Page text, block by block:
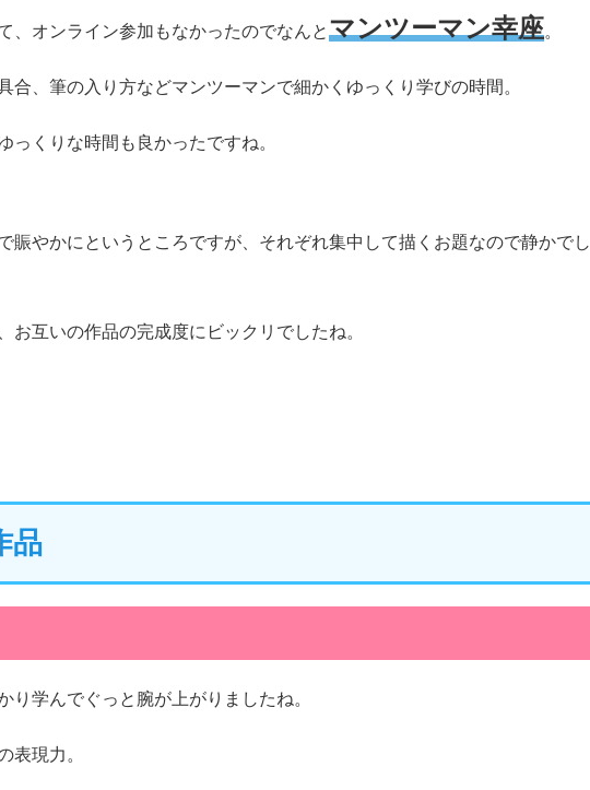
、オンライン参加もなかったのでなんとマンツーマン幸座。
合、筆の入り方などマンツーマンで細かくゆっくり学びの時間。
くりな時間も良かったですね。
賑やかにというところですが、それぞれ集中して描くお題なので静かでし
互いの作品の完成度にビックリでしたね。
品
学んでぐっと腕が上がりましたね。
表現力。